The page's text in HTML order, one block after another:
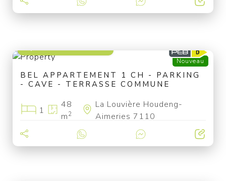
Nouveau
BEL APPARTEMENT 1 CH - PARKING
- CAVE - TERRASSE COMMUNE
1
48
m2
La Louvière Houdeng-
Aimeries 7110